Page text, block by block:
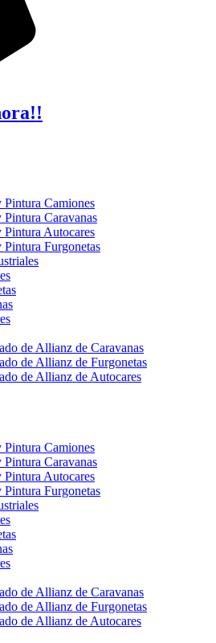
Pintura Camiones
Caravanas
Pintura Autocares
Pintura Furgonetas
de Allianz de Caravanas
de Allianz de Furgonetas
de Allianz de Autocares
Pintura Camiones
Caravanas
Pintura Autocares
Pintura Furgonetas
de Allianz de Caravanas
de Allianz de Furgonetas
de Allianz de Autocares